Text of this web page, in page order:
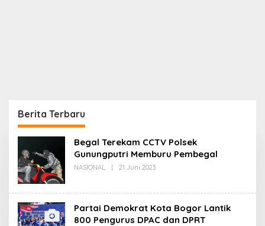
Berita Terbaru
Rekam24
Begal Terekam CCTV Polsek
Gunungputri Memburu Pembegal
NASIONAL 21 Juni 2023Oleh
Partai Demokrat Kota Bogor Lantik
800 Pengurus DPAC dan DPRT